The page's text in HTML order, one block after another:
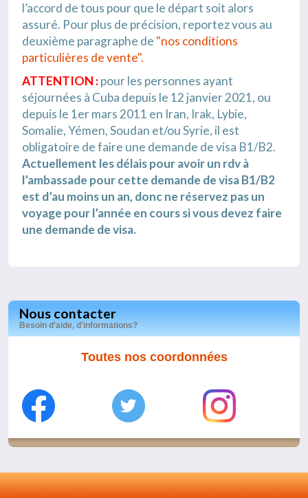
l’accord de tous pour que le départ soit alors
assuré. Pour plus de précision, reportez vous au
deuxième paragraphe de "nos conditions
particulières de vente".
ATTENTION :pour les personnes ayant
séjournées à Cuba depuis le 12 janvier 2021, ou
depuis le 1er mars 2011 en Iran, Irak, Lybie,
Somalie, Yémen, Soudan et/ou Syrie, il est
obligatoire de faire une demande de visa B1/B2.
Actuellement les délais pour avoir un rdv à
l’ambassade pour cette demande de visa B1/B2
est d’au moins un an, donc ne réservez pas un
voyage pour l’année en cours si vous devez faire
une demande de visa.
Nous contacter
Besoin d'aide, d'informations?
Toutes nos coordonnées